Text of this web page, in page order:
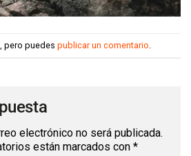
pero puedes publicar un comentario
electrónico no será publicada.
están marcados con *